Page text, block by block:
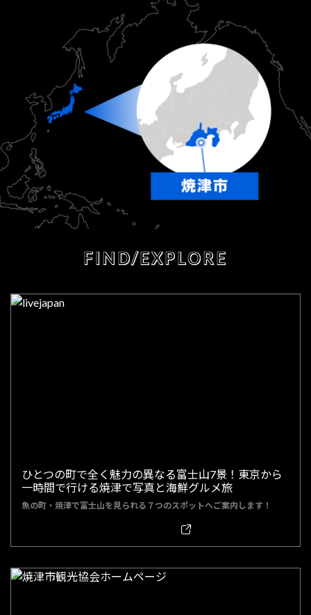
FIND/EXPLORE
ひとつの町で全く魅力の異なる富士山7景！東京から
一時間で行ける焼津で写真と海鮮グルメ旅
魚の町・焼津で富士山を見られる７つのスポットへご案内します！